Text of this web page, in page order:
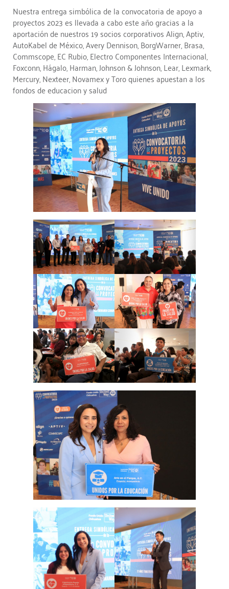
Nuestra entrega simbólica de la convocatoria de apoyo a
proyectos 2023 es llevada a cabo este año gracias a la
aportación de nuestros 19 socios corporativos Align, Aptiv,
AutoKabel de México, Avery Dennison, BorgWarner, Brasa,
Commscope, EC Rubio, Electro Componentes Internacional,
Foxconn, Hágalo, Harman, Johnson & Johnson, Lear, Lexmark,
Mercury, Nexteer, Novamex y Toro quienes apuestan a los
fondos de educacion y salud